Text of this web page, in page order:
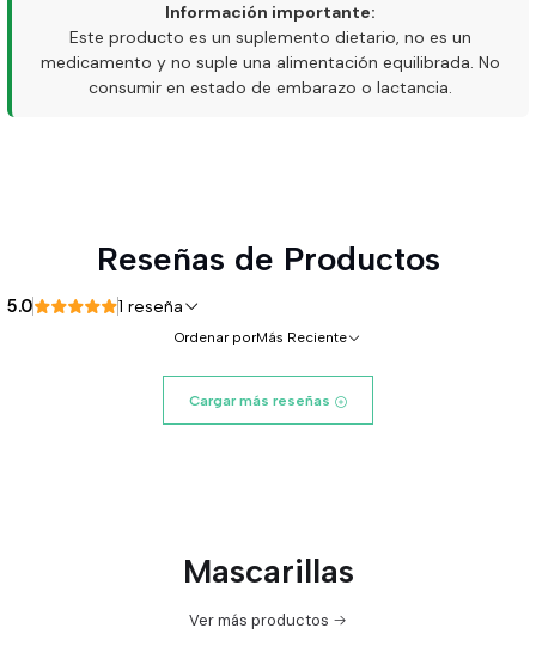
Información importante:
Este producto es un suplemento dietario, no es un
medicamento y no suple una alimentación equilibrada. No
consumir en estado de embarazo o lactancia.
Reseñas de Productos
5.0 1 reseña
Ordenar porMás Reciente
Cargar más reseñas
Mascarillas
Ver más productos